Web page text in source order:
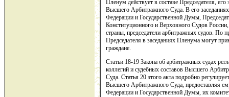
Пленум действует в составе Председателя, его
Высшего Арбитражного Суда. В его
Федерации и Государственной Думы,
Конституционного и Верховного Судов
страны, председатели арбитражных судов. По
Председателя в заседаниях Пленума могут
граждане.
Статьи 18-19 Закона об арбитражных судах
коллегий и судебных составов Высшего
Суда. Статья 20 этого акта подробно
Высшего Арбитражного Суда, предоставляя
Федерации и Государственной Думы, их